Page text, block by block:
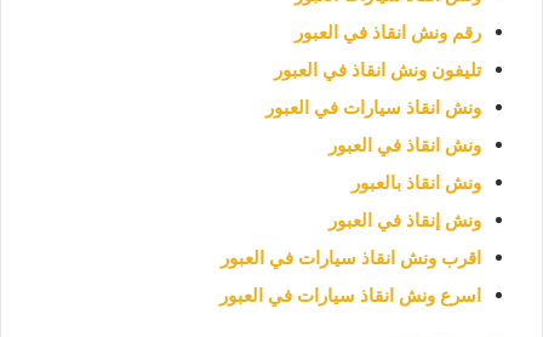
رقم ونش انقاذ في العبور
تليفون ونش انقاذ في العبور
ونش انقاذ سيارات في العبور
ونش انقاذ في العبور
ونش انقاذ بالعبور
ونش إنقاذ في العبور
اقرب ونش انقاذ سيارات في العبور
اسرع ونش انقاذ سيارات في العبور